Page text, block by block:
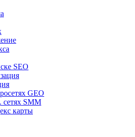
SEO
GEO
SMM
карты